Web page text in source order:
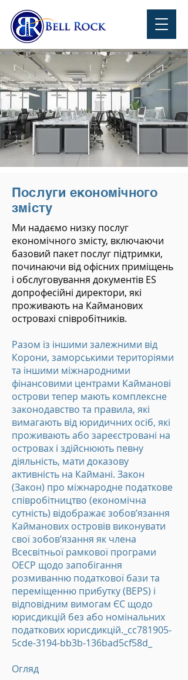
Послуги економічного
змісту
Ми надаємо низку послуг
економічного змісту, включаючи
базовий пакет послуг підтримки,
починаючи від офісних приміщень
і обслуговування документів ES
допрофесійні директори, які
проживають на Кайманових
островахі співробітників.
Разом із іншими залежними від
Корони, заморськими територіями
та іншими міжнародними
фінансовими центрами Кайманові
острови тепер мають комплексне
законодавство та правила, які
вимагають від юридичних осіб, які
проживають або зареєстровані на
островах і здійснюють певну
діяльність, мати доказову
активність на Каймані. Закон
(Закон) про міжнародне податкове
співробітництво (економічна
сутність) відображає зобов’язання
Кайманових островів виконувати
свої зобов’язання як члена
Всесвітньої рамкової програми
ОЕСР щодо запобігання
розмиванню податкової бази та
переміщенню прибутку (BEPS) і
відповідним вимогам ЄС щодо
юрисдикцій без або номінальних
податкових юрисдикцій._cc781905-
5cde-3194-bb3b-136bad5cf58d_
Огляд